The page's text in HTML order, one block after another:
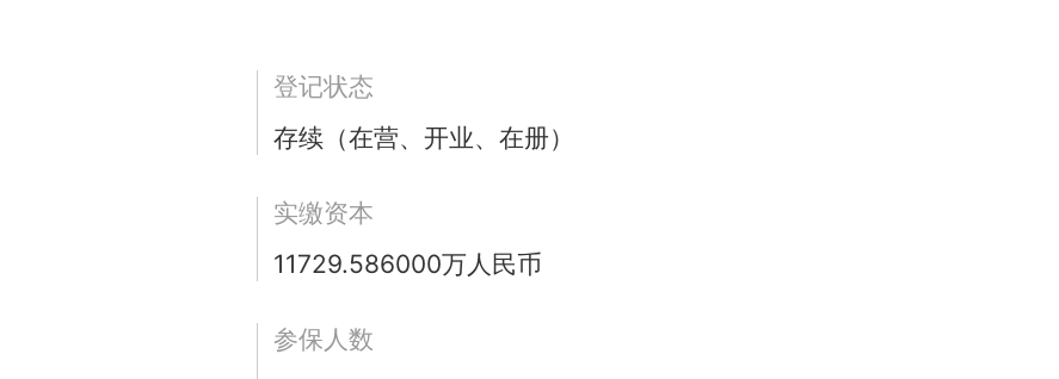
登记状态
存续（在营、开业、在册）
实缴资本
11729.586000万人民币
参保人数